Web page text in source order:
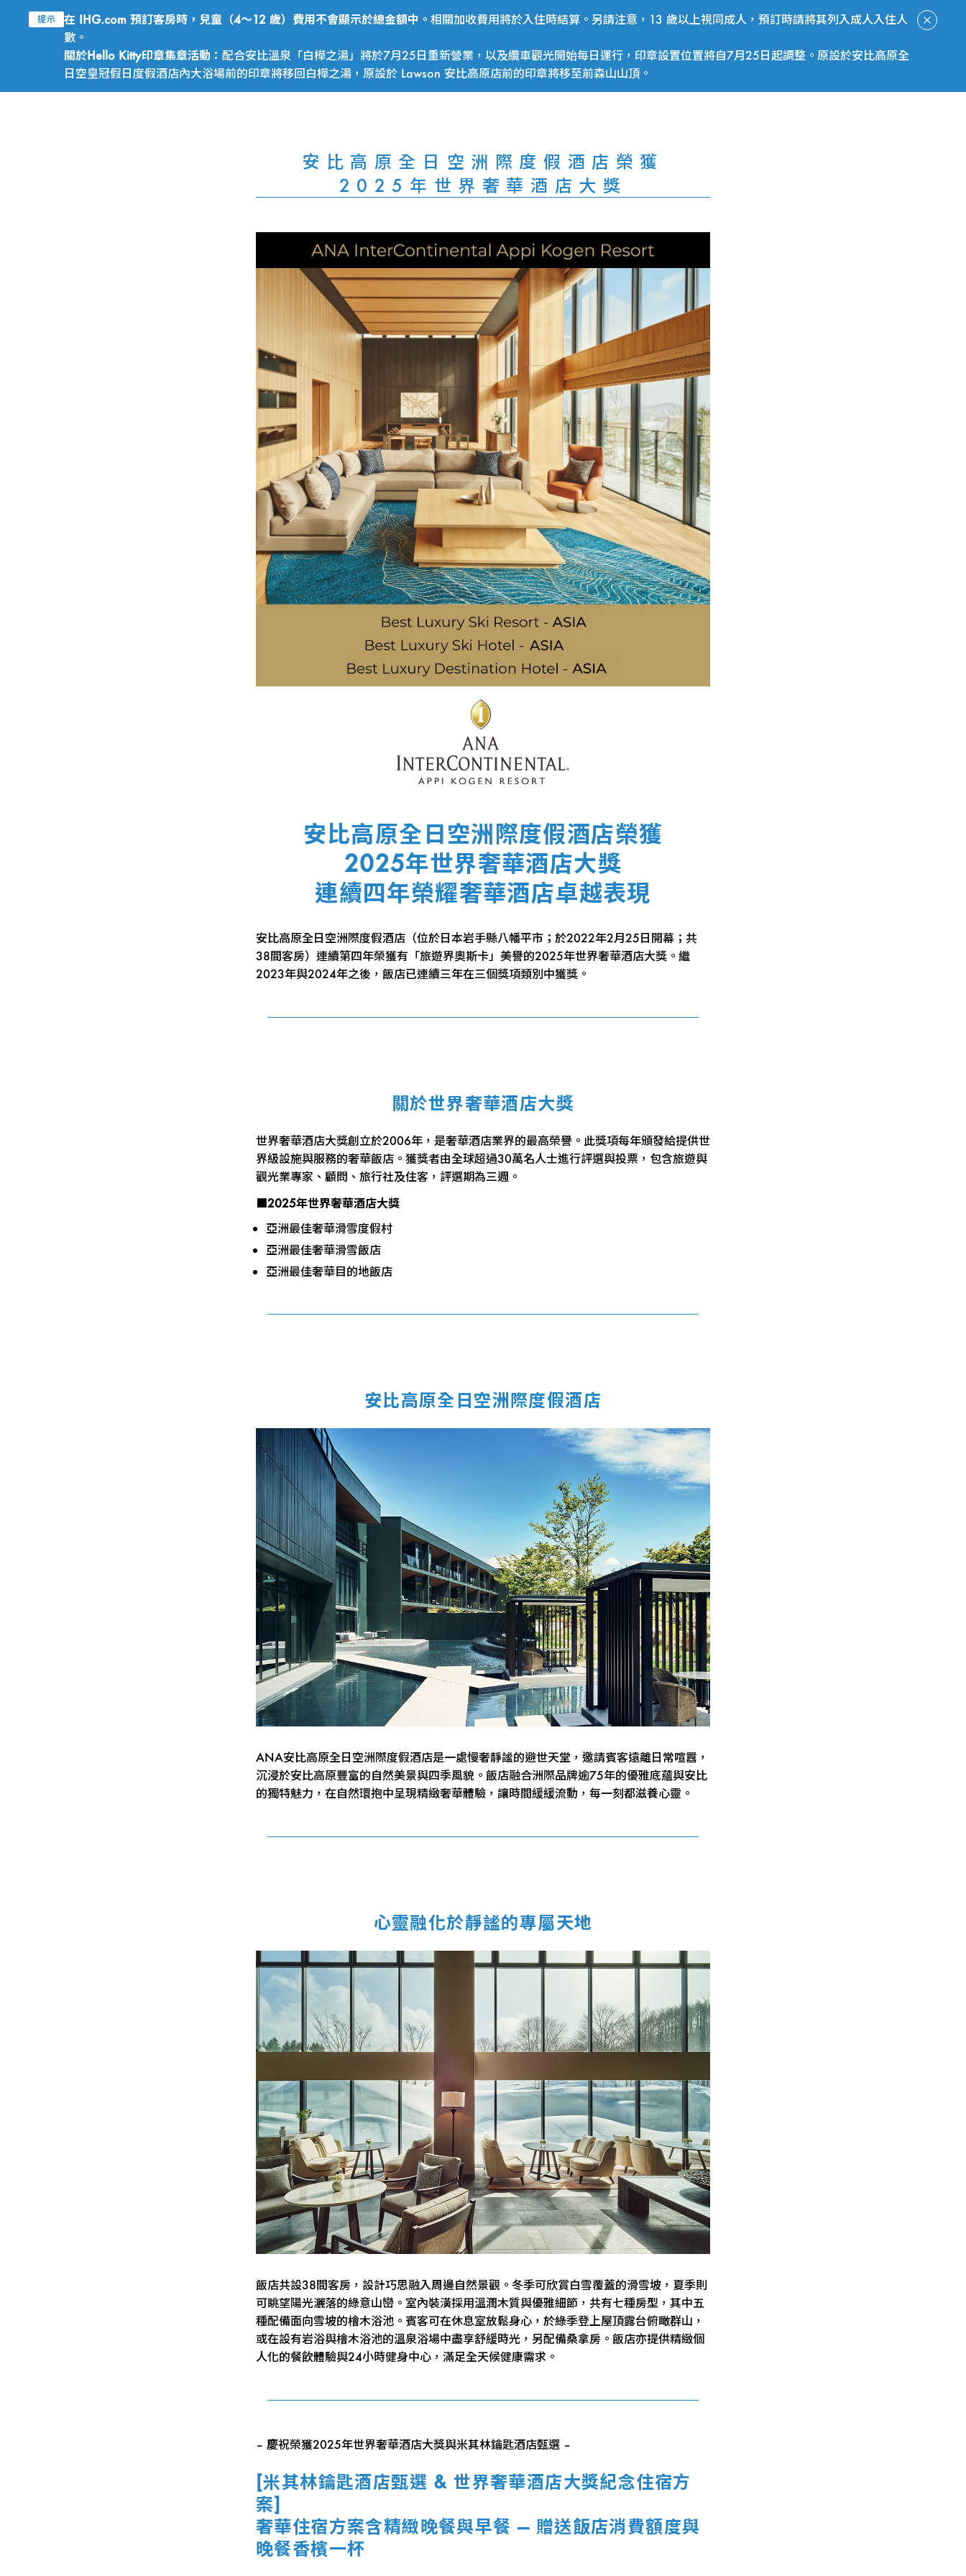
提示 在 IHG.com 預訂客房時，兒童（4～12 歲）費用不會顯示於總金額中。相關加收費用將於入住時結算。另請注意，13 歲以上視同成人，預訂時請將其列入成人入住人
數。
關於Hello Kitty印章集章活動：配合安比溫泉「白樺之湯」將於7月25日重新營業，以及纜車觀光開始每日運行，印章設置位置將自7月25日起調整。原設於安比高原全
日空皇冠假日度假酒店內大浴場前的印章將移回白樺之湯，原設於 Lawson 安比高原店前的印章將移至前森山山頂。
安比高原全日空洲際度假酒店榮獲
2025年世界奢華酒店大獎
安比高原全日空洲際度假酒店榮獲
2025年世界奢華酒店大獎
連續四年榮耀奢華酒店卓越表現
安比高原全日空洲際度假酒店（位於日本岩手縣八幡平市；於2022年2月25日開幕；共
38間客房）連續第四年榮獲有「旅遊界奧斯卡」美譽的2025年世界奢華酒店大獎。繼
2023年與2024年之後，飯店已連續三年在三個獎項類別中獲獎。
關於世界奢華酒店大獎
世界奢華酒店大獎創立於2006年，是奢華酒店業界的最高榮譽。此獎項每年頒發給提供世
界級設施與服務的奢華飯店。獲獎者由全球超過30萬名人士進行評選與投票，包含旅遊與
觀光業專家、顧問、旅行社及住客，評選期為三週。
■2025年世界奢華酒店大獎
亞洲最佳奢華滑雪度假村
亞洲最佳奢華滑雪飯店
亞洲最佳奢華目的地飯店
安比高原全日空洲際度假酒店
ANA安比高原全日空洲際度假酒店是一處慢奢靜謐的避世天堂，邀請賓客遠離日常喧囂，
沉浸於安比高原豐富的自然美景與四季風貌。飯店融合洲際品牌逾75年的優雅底蘊與安比
的獨特魅力，在自然環抱中呈現精緻奢華體驗，讓時間緩緩流動，每一刻都滋養心靈。
心靈融化於靜謐的專屬天地
飯店共設38間客房，設計巧思融入周邊自然景觀。冬季可欣賞白雪覆蓋的滑雪坡，夏季則
可眺望陽光灑落的綠意山巒。室內裝潢採用溫潤木質與優雅細節，共有七種房型，其中五
種配備面向雪坡的檜木浴池。賓客可在休息室放鬆身心，於綠季登上屋頂露台俯瞰群山，
或在設有岩浴與檜木浴池的溫泉浴場中盡享舒緩時光，另配備桑拿房。飯店亦提供精緻個
人化的餐飲體驗與24小時健身中心，滿足全天候健康需求。
– 慶祝榮獲2025年世界奢華酒店大獎與米其林鑰匙酒店甄選 –
[米其林鑰匙酒店甄選 & 世界奢華酒店大獎紀念住宿方
案]
奢華住宿方案含精緻晚餐與早餐 — 贈送飯店消費額度與
晚餐香檳一杯